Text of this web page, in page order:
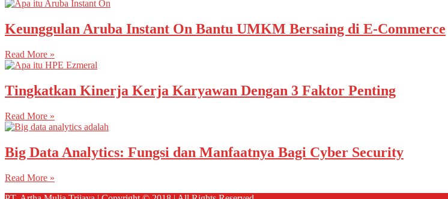
Keunggulan Aruba Instant On Bantu UMKM Bersaing di E-Commerce
Read More »
Tingkatkan Kinerja Kerja Karyawan Dengan 3 Faktor Penting
Read More »
Big Data Analytics: Fungsi dan Manfaatnya Bagi Cyber Security
Read More »